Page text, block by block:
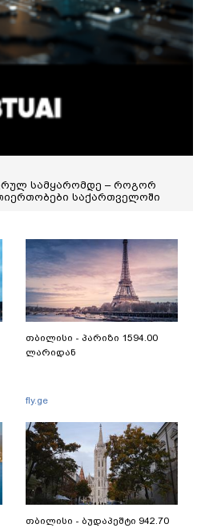
სამყარომდე – როგორ
საქართველოში
თბილისი - პარიზი 1594.00
ლარიდან
fly.ge
თბილისი - ბუდაპეშტი 942.70